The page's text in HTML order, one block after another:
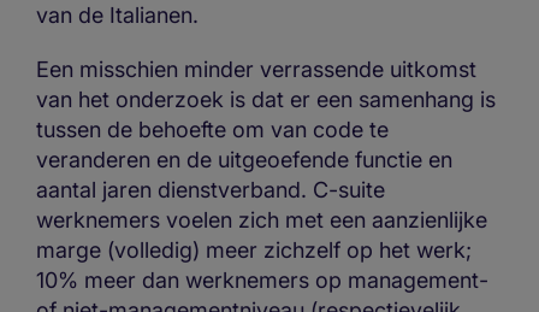
van de Italianen.
Een misschien minder verrassende uitkomst
van het onderzoek is dat er een samenhang is
tussen de behoefte om van code te
veranderen en de uitgeoefende functie en
aantal jaren dienstverband. C-suite
werknemers voelen zich met een aanzienlijke
marge (volledig) meer zichzelf op het werk;
10% meer dan werknemers op management-